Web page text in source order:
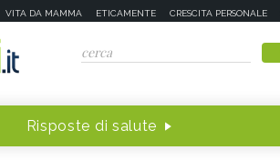
VITA DA MAMMA ETICAMENTE CRESCITA PERSONALE
Risposte di salute